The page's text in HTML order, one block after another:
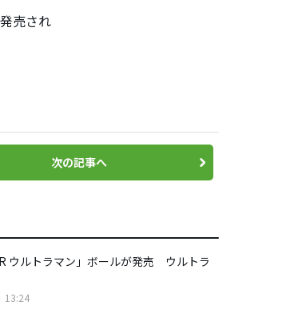
売され
次の記事へ
ウルトラマン」ボールが発売 ウルトラ
13:24